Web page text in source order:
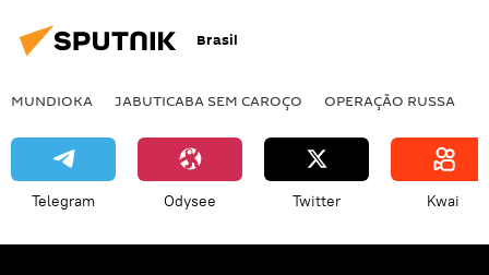
Brasil
MUNDIOKA JABUTICABA SEM CAROÇO OPERAÇÃO RUSSA
Telegram Odysee Twitter Kwai